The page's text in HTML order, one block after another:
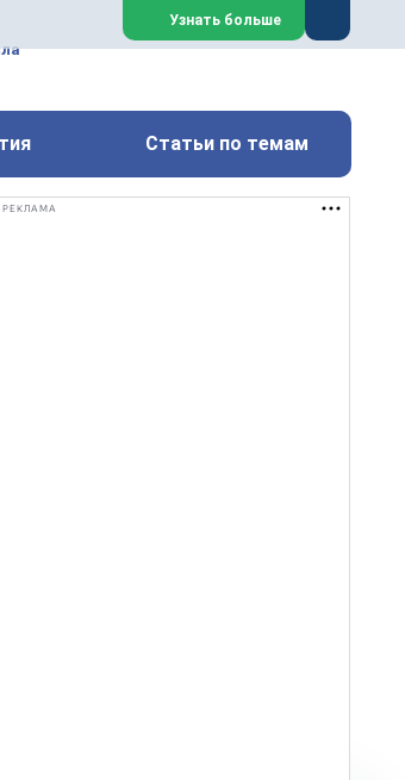
обслуживанием
Закрыть
Узнать больше
Статьи по темам
РЕКЛАМА